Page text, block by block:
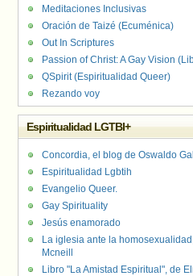
Meditaciones Inclusivas
Oración de Taizé (Ecuménica)
Out In Scriptures
Passion of Christ: A Gay Vision
QSpirit (Espiritualidad Queer)
Rezando voy
Espiritualidad LGTBI+
Concordia, el blog de Oswaldo
Espiritualidad Lgbtih
Evangelio Queer.
Gay Spirituality
Jesús enamorado
La iglesia ante la
Mcneill
Libro "La Amistad Espiritual", de